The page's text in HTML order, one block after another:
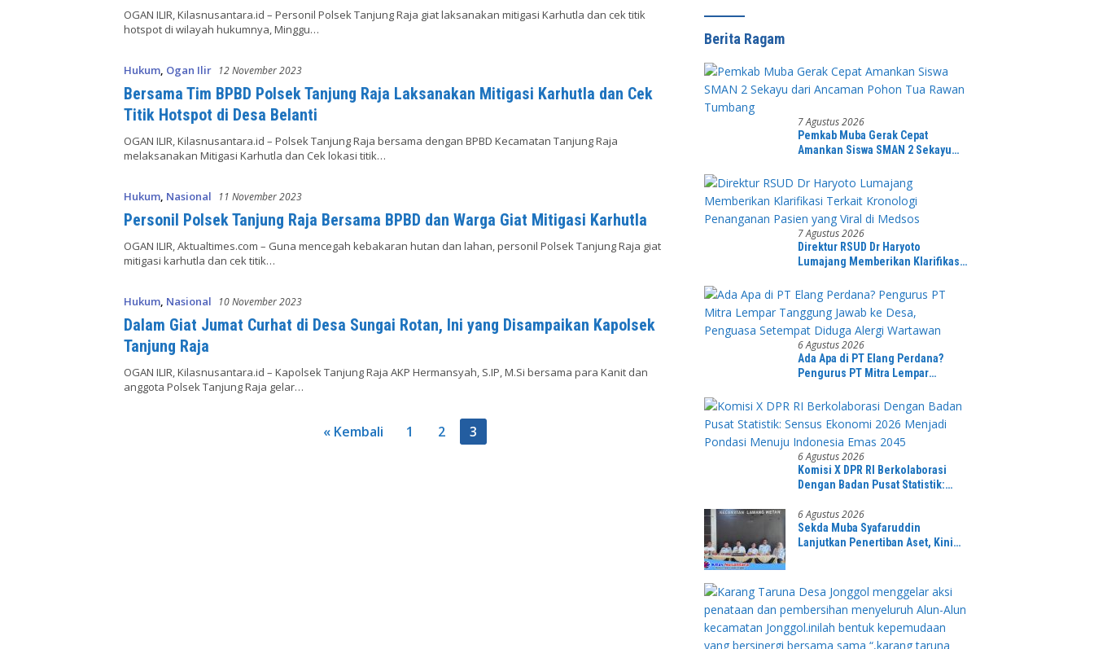
OGAN ILIR, Kilasnusantara.id – Personil Polsek Tanjung Raja giat laksanakan mitigasi Karhutla dan cek titik
hotspot di wilayah hukumnya, Minggu…
Hukum, Ogan Ilir 12 November 2023
Bersama Tim BPBD Polsek Tanjung Raja Laksanakan Mitigasi Karhutla dan Cek
Titik Hotspot di Desa Belanti
OGAN ILIR, Kilasnusantara.id – Polsek Tanjung Raja bersama dengan BPBD Kecamatan Tanjung Raja
melaksanakan Mitigasi Karhutla dan Cek lokasi titik…
Hukum, Nasional 11 November 2023
Personil Polsek Tanjung Raja Bersama BPBD dan Warga Giat Mitigasi Karhutla
OGAN ILIR, Aktualtimes.com – Guna mencegah kebakaran hutan dan lahan, personil Polsek Tanjung Raja giat
mitigasi karhutla dan cek titik…
Hukum, Nasional 10 November 2023
Dalam Giat Jumat Curhat di Desa Sungai Rotan, Ini yang Disampaikan Kapolsek
Tanjung Raja
OGAN ILIR, Kilasnusantara.id – Kapolsek Tanjung Raja AKP Hermansyah, S.IP, M.Si bersama para Kanit dan
anggota Polsek Tanjung Raja gelar…
« Kembali 1 2 3
Berita Ragam
7 Agustus 2026
Pemkab Muba Gerak Cepat
Amankan Siswa SMAN 2 Sekayu
Tumbang
7 Agustus 2026
Direktur RSUD Dr Haryoto
Lumajang Memberikan Klarifikasi
Pasien yang Viral di Medsos
6 Agustus 2026
Ada Apa di PT Elang Perdana?
Pengurus PT Mitra Lempar
Penguasa Setempat Diduga Alergi
Wartawan
6 Agustus 2026
Komisi X DPR RI Berkolaborasi
Dengan Badan Pusat Statistik:
Pondasi Menuju Indonesia Emas
2045
6 Agustus 2026
Sekda Muba Syafaruddin
Lanjutkan Penertiban Aset, Kini